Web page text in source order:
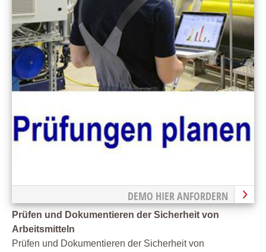
DEMO HIER ANFORDERN
Prüfen und Dokumentieren der Sicherheit von
Arbeitsmitteln
Prüfen und Dokumentieren der Sicherheit von